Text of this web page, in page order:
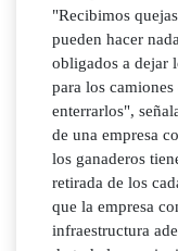
"Recibimos
pueden hacer
obligados a dejar
para los
enterrarlos",
de una empresa
los ganaderos
retirada de los
que la empresa
infraestructura